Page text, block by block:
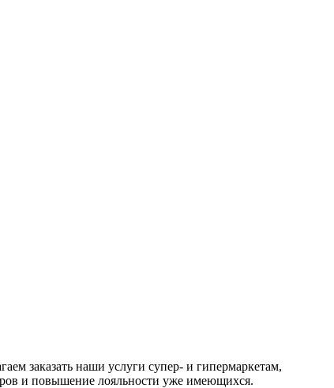
заказать наши услуги супер- и гипермаркетам,
и повышение лояльности уже имеющихся.